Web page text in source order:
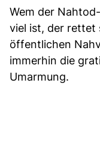
Wem der
viel ist, der rettet
öffentlichen
immerhin die
Umarmung.